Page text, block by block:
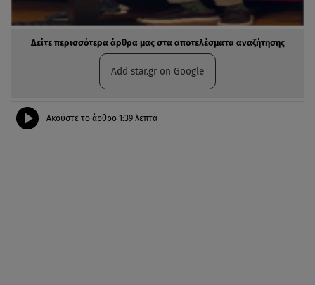
Δείτε περισσότερα άρθρα μας στα αποτελέσματα αναζήτησης
Add star.gr on Google
Ακούστε το άρθρο 1:39 λεπτά